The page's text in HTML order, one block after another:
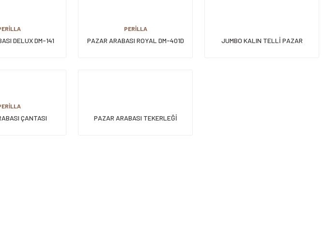
DELUX DM-141
PERİLLA
PAZAR ARABASI ROYAL DM-401D
JUMBO KALIN TELLİ PAZAR
ÇANTASI PAZAR ARABASI TEKERLEĞİ